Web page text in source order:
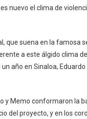
nuevo el clima de
que suena en la famosa
a este álgido clima
año en Sinaloa,
y Memo conformaron la
del proyecto, y en los